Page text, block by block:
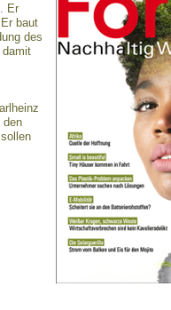
Er
baut
des
damit
den